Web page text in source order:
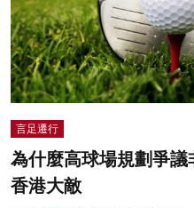
言足遷行
為什麼高球場規劃爭
香港大敵